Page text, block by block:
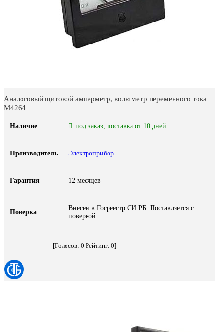
Аналоговый щитовой амперметр, вольтметр переменного тока
М4264
Наличие под заказ, поставка от 10 дней
Производитель Электроприбор
Гарантия 12 месяцев
Поверка
Внесен в Госреестр СИ РБ. Поставляется с
поверкой.
[Голосов: 0 Рейтинг: 0]